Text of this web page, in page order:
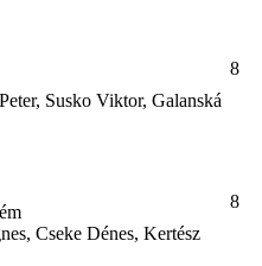
Susko Viktor, Galanská
8
Cseke Dénes, Kertész
8